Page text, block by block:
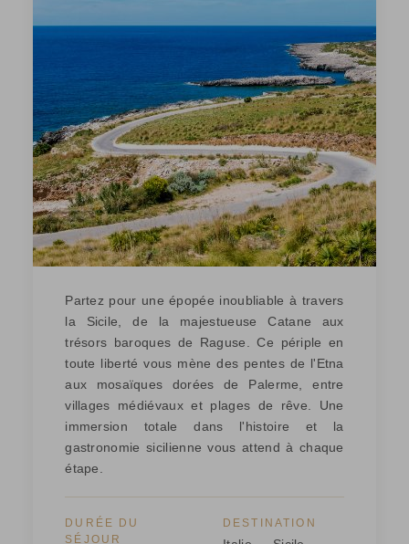
Partez pour une épopée inoubliable à travers
la Sicile, de la majestueuse Catane aux
trésors baroques de Raguse. Ce périple en
toute liberté vous mène des pentes de l'Etna
aux mosaïques dorées de Palerme, entre
villages médiévaux et plages de rêve. Une
immersion totale dans l'histoire et la
gastronomie sicilienne vous attend à chaque
étape.
DURÉE DU
SÉJOUR
DESTINATION